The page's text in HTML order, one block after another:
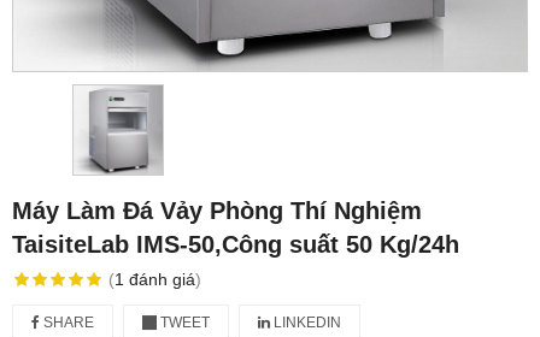
Máy Làm Đá Vảy Phòng Thí Nghiệm
TaisiteLab IMS-50,Công suất 50 Kg/24h
(1 đánh giá)
SHARE TWEET LINKEDIN